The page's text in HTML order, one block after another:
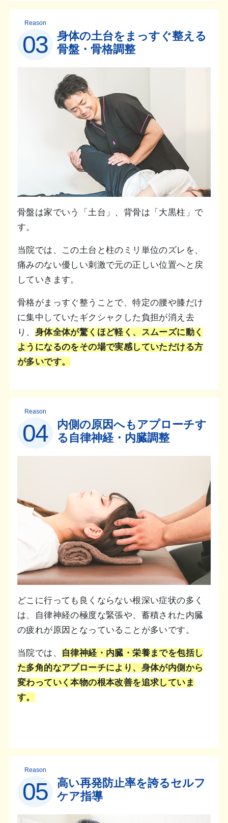
Reason
03
身体の土台をまっすぐ整える
骨盤・骨格調整
骨盤は家でいう「土台」、背骨は「大黒柱」で
す。
当院では、この土台と柱のミリ単位のズレを、
痛みのない優しい刺激で元の正しい位置へと戻
していきます。
骨格がまっすぐ整うことで、特定の腰や膝だけ
に集中していたギクシャクした負担が消え去
り、 身体全体が驚くほど軽く、スムーズに動く
ようになるのをその場で実感していただける方
が多いです。
Reason
04
内側の原因へもアプローチす
る自律神経・内臓調整
どこに行っても良くならない根深い症状の多く
は、自律神経の極度な緊張や、蓄積された内臓
の疲れが原因となっていることが多いです。
当院では、
自律神経・内臓・栄養までを包括し
た多角的なアプローチにより、身体が内側から
変わっていく本物の根本改善を追求していま
す。
Reason
05
高い再発防止率を誇るセルフ
ケア指導